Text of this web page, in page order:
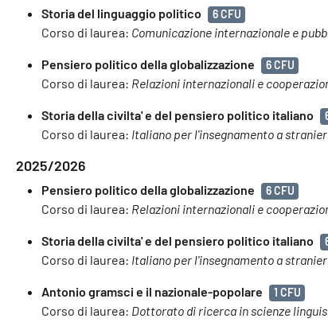
Storia del linguaggio politico 6 CFU
Corso di laurea: Comunicazione internazionale e
Pensiero politico della globalizzazione 6 CFU
Corso di laurea: Relazioni internazionali e
Storia della civilta' e del pensiero politico italiano
Corso di laurea: Italiano per l'insegnamento a
2025/2026
Pensiero politico della globalizzazione 6 CFU
Corso di laurea: Relazioni internazionali e
Storia della civilta' e del pensiero politico italiano
Corso di laurea: Italiano per l'insegnamento a
Antonio gramsci e il nazionale-popolare 1 CFU
Corso di laurea: Dottorato di ricerca in scienze